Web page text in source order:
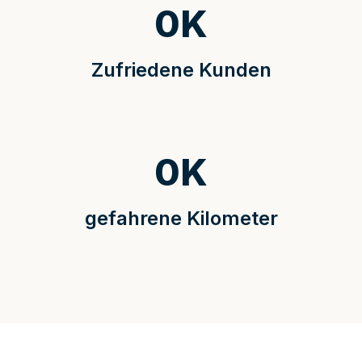
Zufriedene Kunden
0K
gefahrene Kilometer
0K